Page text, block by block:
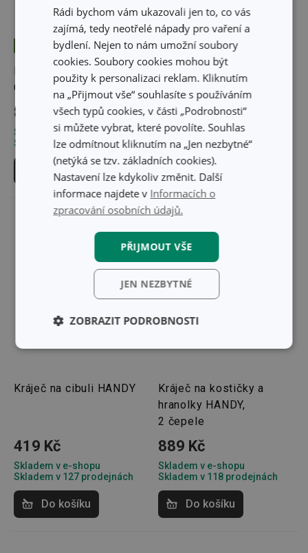
Novinka
Držadlo na cibuli
GrandCHEF
89 Kč
Skladem v e-shopu
Skladem v 126 prodejnách
Do košíku
Novinka
Porcovač na meloun
GrandCHEF
119 Kč
Skladem v e-shopu
Skladem v 123 prodejnách
Do košíku
Kráječ na cibuli HANDY
419 Kč
Skladem v e-shopu
Skladem v 127 prodejnách
Do košíku
Kráječ na kostičky a
hranolky HANDY,
2 čepele
889 Kč
Skladem v e-shopu
Skladem v 118 prodejnách
Do košíku
Rádi bychom vám ukazovali jen to, co vás
zajímá, tedy neotřelé nápady pro vaření a
bydlení. Nejen to nám umožní soubory
cookies. Soubory cookies mohou být
použity k personalizaci reklam. Kliknutím
na „Přijmout vše“ souhlasíte s používáním
všech typů cookies, v části „Podrobnosti“
si můžete vybrat, které povolíte. Souhlas
lze odmítnout kliknutím na „Jen nezbytné“
(netýká se tzv. základních cookies).
Nastavení lze kdykoliv změnit. Další
informace najdete v Informacích o
zpracování osobních údajů.
PŘIJMOUT VŠE
JEN NEZBYTNÉ
ZOBRAZIT PODROBNOSTI
Základní
Analytické a
Funkční soubory